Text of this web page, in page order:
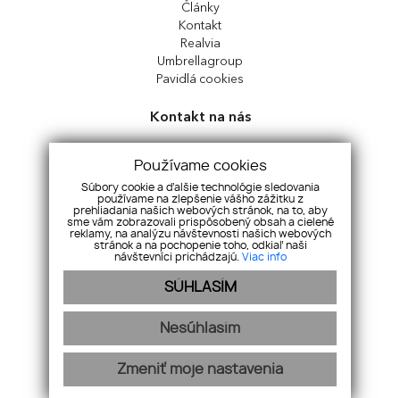
Články
Kontakt
Realvia
Umbrellagroup
Pavidlá cookies
Kontakt na nás
Sládkovičova 7326, 92901, Dunajská Streda
Slovensko
+421 917 997 674| office@perfect-real.sk
facebook| instagram
|
Používame cookies
Súbory cookie a ďalšie technológie sledovania
používame na zlepšenie vášho zážitku z
prehliadania našich webových stránok, na to, aby
sme vám zobrazovali prispôsobený obsah a cielené
reklamy, na analýzu návštevnosti našich webových
stránok a na pochopenie toho, odkiaľ naši
návštevníci prichádzajú. Viac info
SÚHLASÍM
Nesúhlasím
Zmeniť moje nastavenia